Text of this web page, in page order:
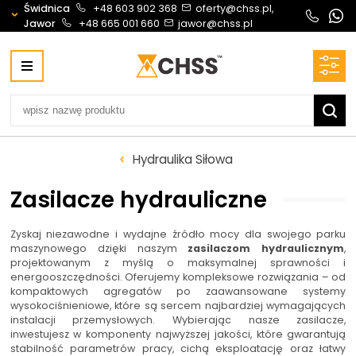
58-100 Świdnica, ul. Bystrzycka 17, POLSKA
CHSS.PL DAWID WOŹNY
Biuro obsługi klienta:
PN-PT: 6:30 - 16:00
Oferty i wyceny:
+48 603 902 368
Siłowniki:
+48 690 884 272
silowniki@chss.pl
Serwis:
+48 536 202 250
+48 609 877 288
serwis@chss.pl
Świdnica +48 603 902 368
oferty@chss.pl,
Jawor
+48 665 001 660 jawor@chss.pl
Hydraulika Siłowa
Zasilacze hydrauliczne
Zyskaj niezawodne i wydajne źródło mocy dla swojego parku
maszynowego dzięki naszym zasilaczom hydraulicznym,
projektowanym z myślą o maksymalnej sprawności i
energooszczędności. Oferujemy kompleksowe rozwiązania – od
kompaktowych agregatów po zaawansowane systemy
wysokociśnieniowe, które są sercem najbardziej wymagających
instalacji przemysłowych. Wybierając nasze zasilacze,
inwestujesz w komponenty najwyższej jakości, które gwarantują
stabilność parametrów pracy, cichą eksploatację oraz łatwy